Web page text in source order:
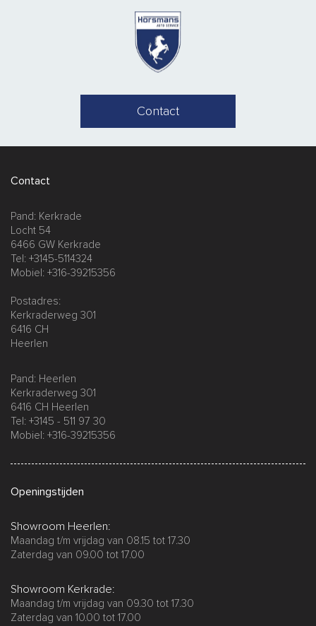
Contact
Contact
Pand: Kerkrade
Locht 54
6466 GW Kerkrade
Tel: +3145-5114324
Mobiel: +316-39215356
Postadres:
Kerkraderweg 301
6416 CH
Heerlen
Pand: Heerlen
Kerkraderweg 301
6416 CH Heerlen
Tel: +3145 - 511 97 30
Mobiel: +316-39215356
Openingstijden
Showroom Heerlen:
Maandag t/m vrijdag van 08.15 tot 17.30
Zaterdag van 09.00 tot 17.00
Showroom Kerkrade:
Maandag t/m vrijdag van 09.30 tot 17.30
Zaterdag van 10.00 tot 17.00